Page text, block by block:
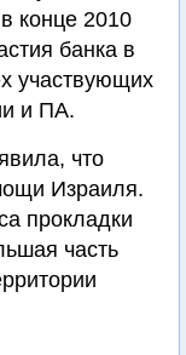
конце 2010
банка в
участвующих
и ПА.
что
Израиля.
прокладки
часть